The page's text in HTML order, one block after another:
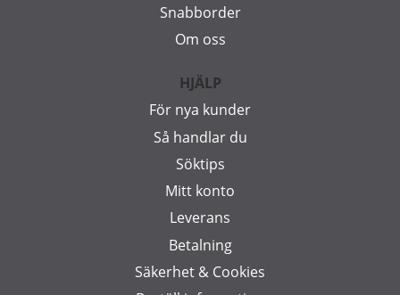
Snabborder
Om oss
HJÄLP
För nya kunder
Så handlar du
Söktips
Mitt konto
Leverans
Betalning
Säkerhet & Cookies